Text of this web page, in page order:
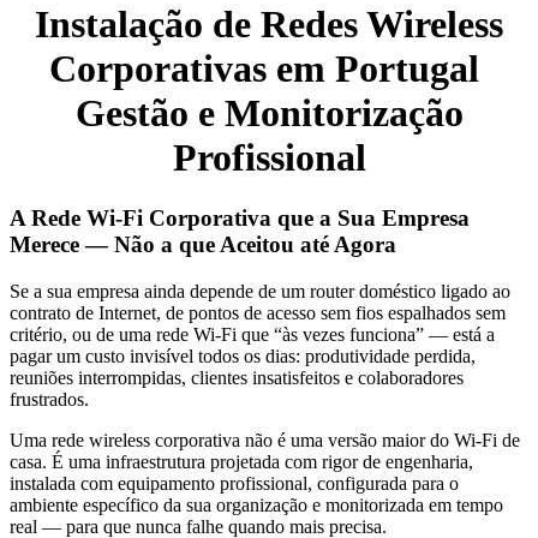
Instalação de Redes Wireless
Corporativas em Portugal
Gestão e Monitorização
Profissional
A Rede Wi-Fi Corporativa que a Sua Empresa
Merece — Não a que Aceitou até Agora
Se a sua empresa ainda depende de um router doméstico ligado ao
contrato de Internet, de pontos de acesso sem fios espalhados sem
critério, ou de uma rede Wi-Fi que “às vezes funciona” — está a
pagar um custo invisível todos os dias: produtividade perdida,
reuniões interrompidas, clientes insatisfeitos e colaboradores
frustrados.
Uma rede wireless corporativa não é uma versão maior do Wi-Fi de
casa. É uma infraestrutura projetada com rigor de engenharia,
instalada com equipamento profissional, configurada para o
ambiente específico da sua organização e monitorizada em tempo
real — para que nunca falhe quando mais precisa.